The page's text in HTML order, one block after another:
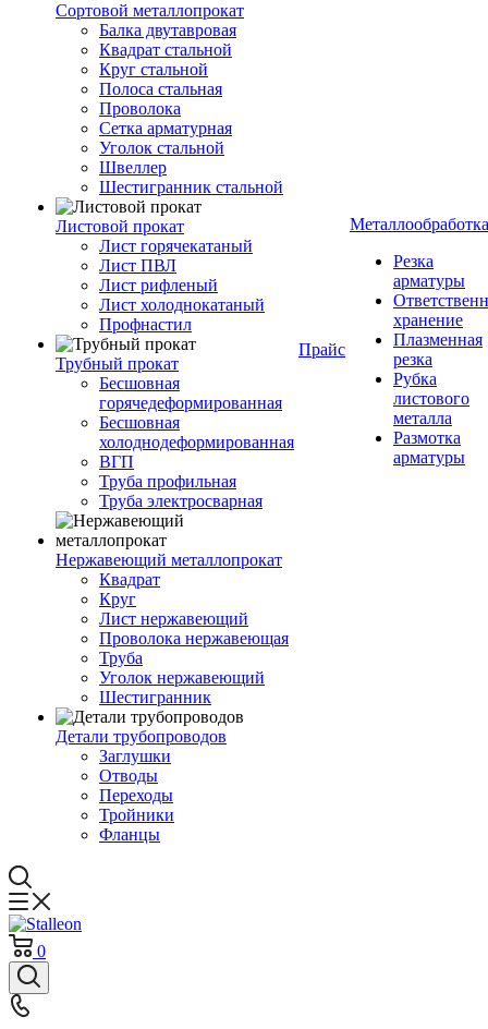
Сортовой металлопрокат
Балка двутавровая
Квадрат стальной
Круг стальной
Полоса стальная
Проволока
Сетка арматурная
Уголок стальной
Швеллер
Шестигранник стальной
Листовой прокат
Лист горячекатаный
Лист ПВЛ
Лист рифленый
Лист холоднокатаный
Профнастил
Трубный прокат
Бесшовная
горячедеформированная
Бесшовная
холоднодеформированная
ВГП
Труба профильная
Труба электросварная
Нержавеющий металлопрокат
Квадрат
Круг
Лист нержавеющий
Проволока нержавеющая
Труба
Уголок нержавеющий
Шестигранник
Детали трубопроводов
Заглушки
Отводы
Переходы
Тройники
Фланцы
Прайс
Металлообработка
Резка
арматуры
хранение
Плазменная
резка
Рубка
листового
металла
Размотка
арматуры
0